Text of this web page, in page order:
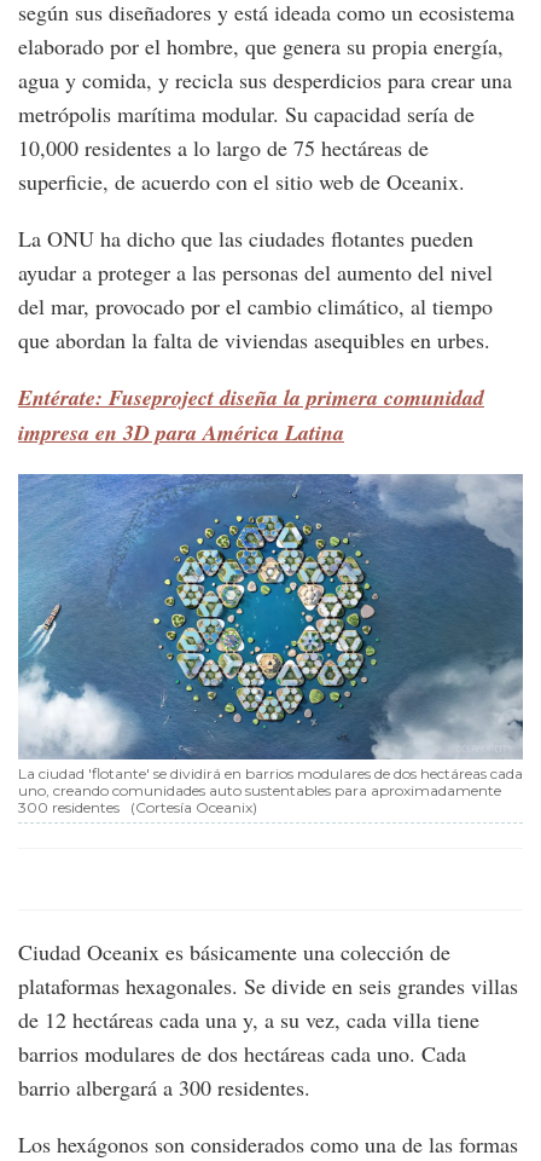
según sus diseñadores y está ideada como un ecosistema
elaborado por el hombre, que genera su propia energía,
agua y comida, y recicla sus desperdicios para crear una
metrópolis marítima modular. Su capacidad sería de
10,000 residentes a lo largo de 75 hectáreas de
superficie, de acuerdo con el sitio web de Oceanix.
La ONU ha dicho que las ciudades flotantes pueden
ayudar a proteger a las personas del aumento del nivel
del mar, provocado por el cambio climático, al tiempo
que abordan la falta de viviendas asequibles en urbes.
Entérate: Fuseproject diseña la primera comunidad
impresa en 3D para América Latina
La ciudad 'flotante' se dividirá en barrios modulares de dos hectáreas cada
uno, creando comunidades auto sustentables para aproximadamente
300 residentes
(Cortesía Oceanix)
Ciudad Oceanix es básicamente una colección de
plataformas hexagonales. Se divide en seis grandes villas
de 12 hectáreas cada una y, a su vez, cada villa tiene
barrios modulares de dos hectáreas cada uno. Cada
barrio albergará a 300 residentes.
Los hexágonos son considerados como una de las formas